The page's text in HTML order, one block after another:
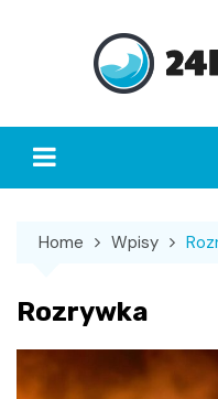
Home Wpisy
Rozrywka